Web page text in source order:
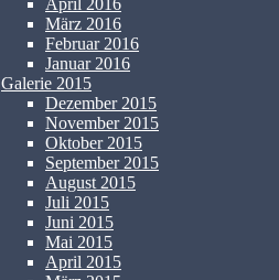
März 2016
Februar 2016
Januar 2016
Galerie 2015
Dezember 2015
November 2015
Oktober 2015
September 2015
August 2015
Juli 2015
Juni 2015
Mai 2015
April 2015